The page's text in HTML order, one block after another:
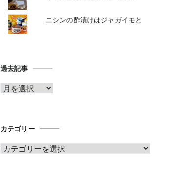
ニシンの酢漬けはジャガイモと
過去記事
ア
ブ
カテゴリー
カ